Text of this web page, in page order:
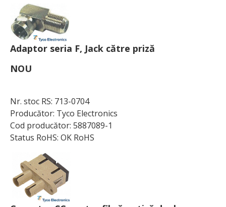
Adaptor seria F, Jack către priză
NOU
Nr. stoc RS: 713-0704
Producător: Tyco Electronics
Cod producător: 5887089-1
Status RoHS: OK RoHS